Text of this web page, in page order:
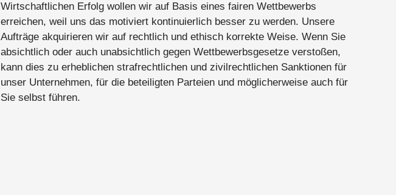
Wirtschaftlichen Erfolg wollen wir auf Basis eines fairen Wettbewerbs
erreichen, weil uns das motiviert kontinuierlich besser zu werden. Unsere
Aufträge akquirieren wir auf rechtlich und ethisch korrekte Weise. Wenn Sie
absichtlich oder auch unabsichtlich gegen Wettbewerbsgesetze verstoßen,
kann dies zu erheblichen strafrechtlichen und zivilrechtlichen Sanktionen für
unser Unternehmen, für die beteiligten Parteien und möglicherweise auch für
Sie selbst führen.